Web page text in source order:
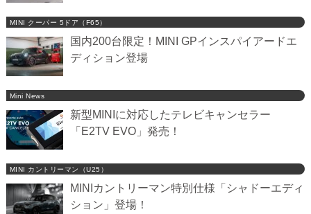
MINI クーパー 5ドア（F65）
国内200台限定！MINI GPインスパイアードエ
ディション登場
Mini News
新型MINIに対応したテレビキャンセラー
「E2TV EVO」発売！
MINI カントリーマン（U25）
MINIカントリーマン特別仕様「シャドーエディ
ション」登場！